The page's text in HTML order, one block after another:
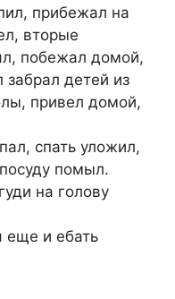
прибежал на
вторые
побежал домой,
забрал детей из
привел домой,
спать уложил,
помыл.
на голову
и ебать